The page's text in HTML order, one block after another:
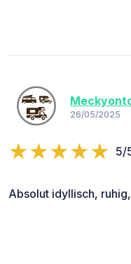
26/05/2025
5/
Absolut idyllisch,